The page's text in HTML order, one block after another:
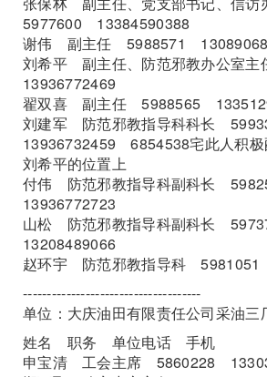
5977600 13384590388
谢伟 副主任 5988571
刘希平 副主任、防范邪教办公室
13936772469
翟双喜 副主任 5988565
刘建军 防范邪教指导科科长
13936732459 6854538宅此人积极
刘希平的位置上
付伟 防范邪教指导科副科长
13936772723
山松 防范邪教指导科副科长
13208489066
赵环宇 防范邪教指导科
-------------------------------------
单位：大庆油田有限责任公司采油三
姓名 职务 单位电话 手机
申宝清 工会主席 5860228